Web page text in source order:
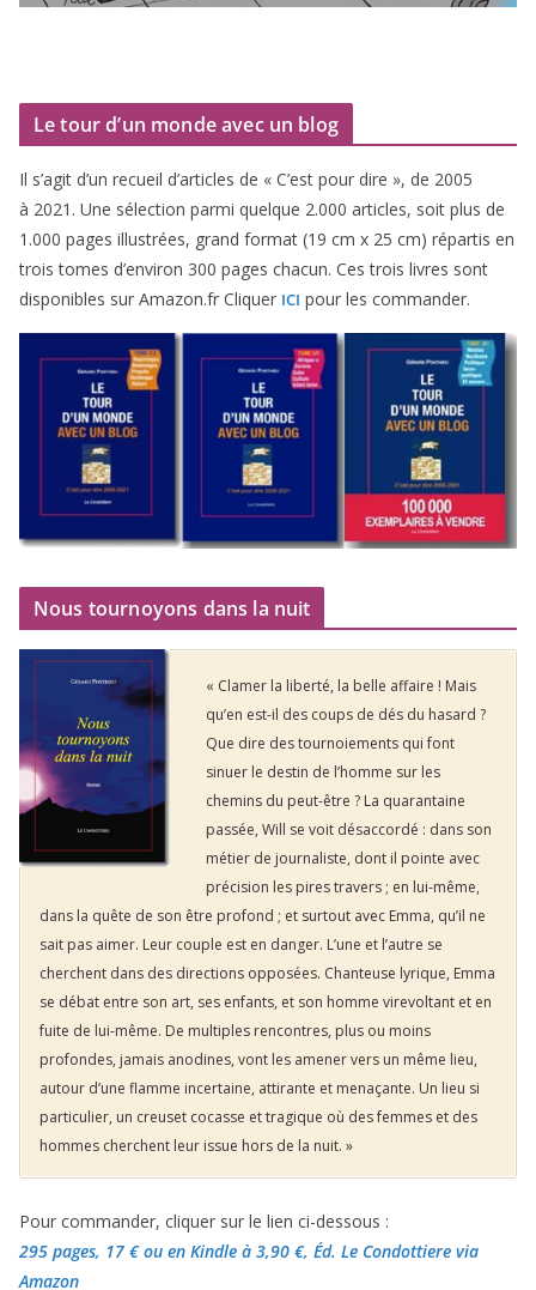
Le tour d’un monde avec un blog
Il s’agit d’un recueil d’ar­ticles de « C’est pour dire », de 2005
à 2021 . Une sélec­tion par­mi quelque 2.000 articles, soit plus de
1 .000 pages illus­trées, grand for­mat (19 cm x 25 cm) répar­tis en
trois tomes d’environ 300 pages cha­cun. Ces trois livres sont
dis­po­nibles sur Amazon​.fr Cliquer ICI pour les commander.
Nous tournoyons dans la nuit
« Clamer la liberté, la belle affaire ! Mais
qu’en est-il des coups de dés du hasard ?
Que dire des tournoiements qui font
sinuer le destin de l’homme sur les
chemins du peut-être ? La quarantaine
passée, Will se voit désaccordé : dans son
métier de journaliste, dont il pointe avec
précision les pires travers ; en lui-même,
dans la quête de son être profond ; et surtout avec Emma, qu’il ne
sait pas aimer. Leur couple est en danger. L’une et l’autre se
cherchent dans des directions opposées. Chanteuse lyrique, Emma
se débat entre son art, ses enfants, et son homme virevoltant et en
fuite de lui-même. De multiples rencontres, plus ou moins
profondes, jamais anodines, vont les amener vers un même lieu,
autour d’une flamme incertaine, attirante et menaçante. Un lieu si
particulier, un creuset cocasse et tragique où des femmes et des
hommes cherchent leur issue hors de la nuit. »
Pour commander, cliquer sur le lien ci-dessous :
295 pages, 17 €ou en Kindle à 3,90 €, Éd. Le Condottiere via
Amazon